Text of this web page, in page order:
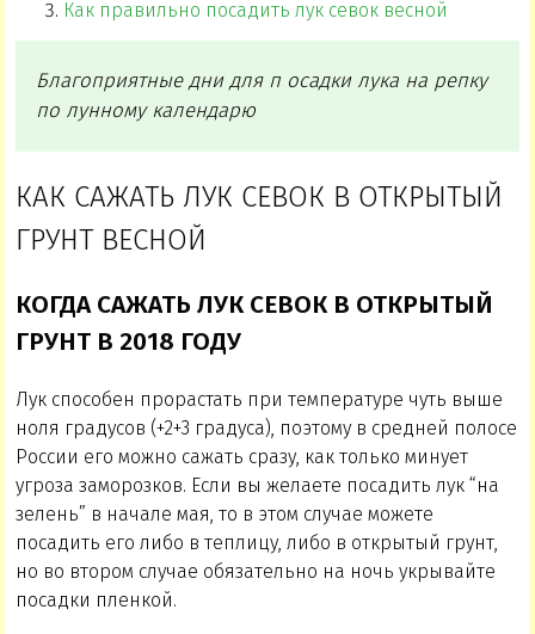
Как правильно посадить лук севок весной
Благоприятные дни для п осадки лука на репку
по лунному календарю
КАК САЖАТЬ ЛУК СЕВОК В ОТКРЫТЫЙ
ГРУНТ ВЕСНОЙ
КОГДА САЖАТЬ ЛУК СЕВОК В ОТКРЫТЫЙ
ГРУНТ В 2018 ГОДУ
Лук способен прорастать при температуре чуть выше
ноля градусов (+2+3 градуса), поэтому в средней полосе
России его можно сажать сразу, как только минует
угроза заморозков. Если вы желаете посадить лук “на
зелень” в начале мая, то в этом случае можете
посадить его либо в теплицу, либо в открытый грунт,
но во втором случае обязательно на ночь укрывайте
посадки пленкой.